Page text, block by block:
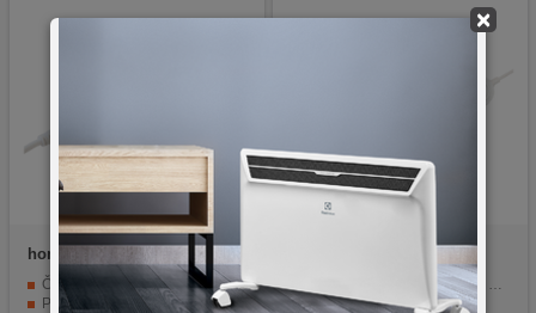
×
home
Četiri utičnice za priključivanje uređaja istovremeno.
Prekidač za uključivanje i isključivanje.
5 uzemljene utičnice + USB utičnica
Presjek kabla 3 x 1.5 mm²